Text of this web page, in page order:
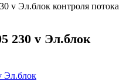
v Эл.блок контроля потока
230 v Эл.блок